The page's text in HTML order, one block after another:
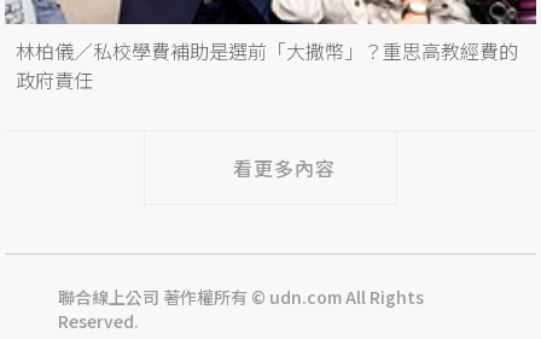
林柏儀／私校學費補助是選前「大撒幣」？重思高教經費的
政府責任
看更多內容
聯合線上公司 著作權所有 © udn.com All Rights
Reserved.